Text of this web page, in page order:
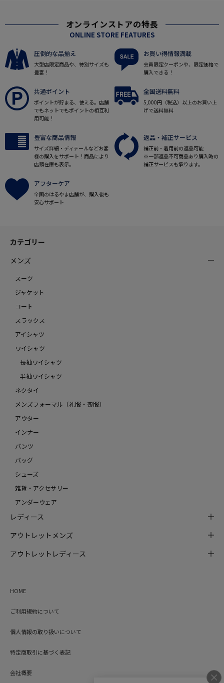
オンラインストアの特長
ONLINE STORE FEATURES
圧倒的な品揃え
大型店限定商品や、特別サイズも
豊富！
お買い得情報満載
会員限定クーポンや、限定価格で
購入できる！
共通ポイント
ポイントが貯まる、使える。店舗
でもネットでもポイントの相互利
用可能！
全国送料無料
5,000円（税込）以上のお買い上
げで送料無料
豊富な商品情報
サイズ詳細・ディテールなどお客
様の購入をサポート！商品により
店頭在庫も表示。
返品・補正サービス
補正前・着用前の返品可能
※一部返品不可商品あり購入時の
補正サービスも承ります。
アフターケア
全国のはるやま店舗が、購入後も
安心サポート
カテゴリー
メンズ
スーツ
ジャケット
コート
スラックス
アイシャツ
ワイシャツ
長袖ワイシャツ
半袖ワイシャツ
ネクタイ
メンズフォーマル（礼服・喪服）
アウター
インナー
パンツ
バッグ
シューズ
雑貨・アクセサリー
アンダーウェア
レディース
アウトレットメンズ
アウトレットレディース
HOME
ご利用規約について
個人情報の取り扱いについて
特定商取引に基づく表記
会社概要